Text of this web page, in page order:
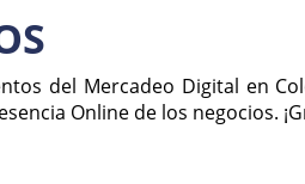
del Mercadeo Digital en
Online de los negocios.